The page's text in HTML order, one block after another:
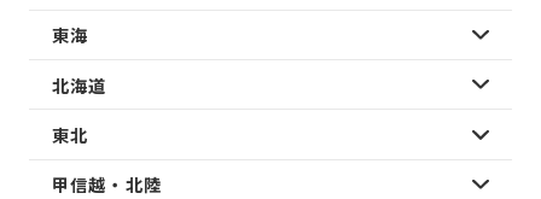
東海
北海道
東北
甲信越・北陸